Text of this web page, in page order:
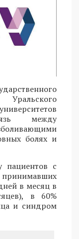
между
болях и
пациентов с
принимавших
в месяц в
в 60%
и синдром